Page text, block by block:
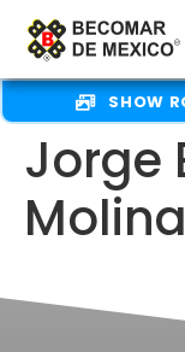
SHOW
Jorge
Molina